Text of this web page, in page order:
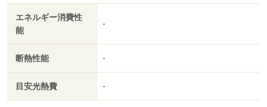
エネルギー消費性
能
-
断熱性能 -
目安光熱費 -